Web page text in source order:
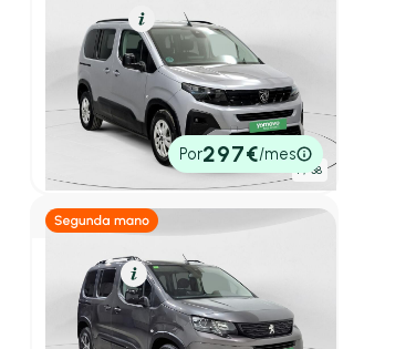
1/ 38
Diésel Resumen
Peugeot Rifter
1.5 BLUEHDI 100 ALLURE BUSINESS
STAN 5P (N1)
202416.653 km100cv Manual
20.950€ Por297€/mes
Gasolina Resumen
Peugeot Rifter
GT Standard PureTech 96kW EAT8